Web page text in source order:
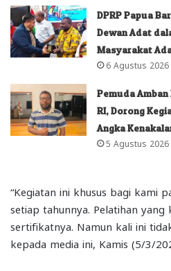
DPRP Papua
Dewan Adat
Masyarakat
6 Agustus 2026
Pemuda
RI, Dorong
Angka
5 Agustus 2026
“Kegiatan ini khusus bagi kami
setiap tahunnya. Pelatihan yang
sertifikatnya. Namun kali ini
kepada media ini, Kamis (5/3/